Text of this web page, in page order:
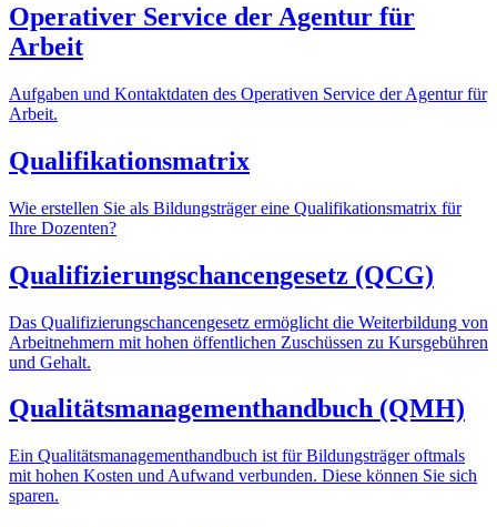
Operativer Service der Agentur für
Arbeit
Aufgaben und Kontaktdaten des Operativen Service der Agentur für
Arbeit.
Qualifikationsmatrix
Wie erstellen Sie als Bildungsträger eine Qualifikationsmatrix für
Ihre Dozenten?
Qualifizierungschancengesetz (QCG)
Das Qualifizierungschancengesetz ermöglicht die Weiterbildung von
Arbeitnehmern mit hohen öffentlichen Zuschüssen zu Kursgebühren
und Gehalt.
Qualitätsmanagementhandbuch (QMH)
Ein Qualitätsmanagementhandbuch ist für Bildungsträger oftmals
mit hohen Kosten und Aufwand verbunden. Diese können Sie sich
sparen.